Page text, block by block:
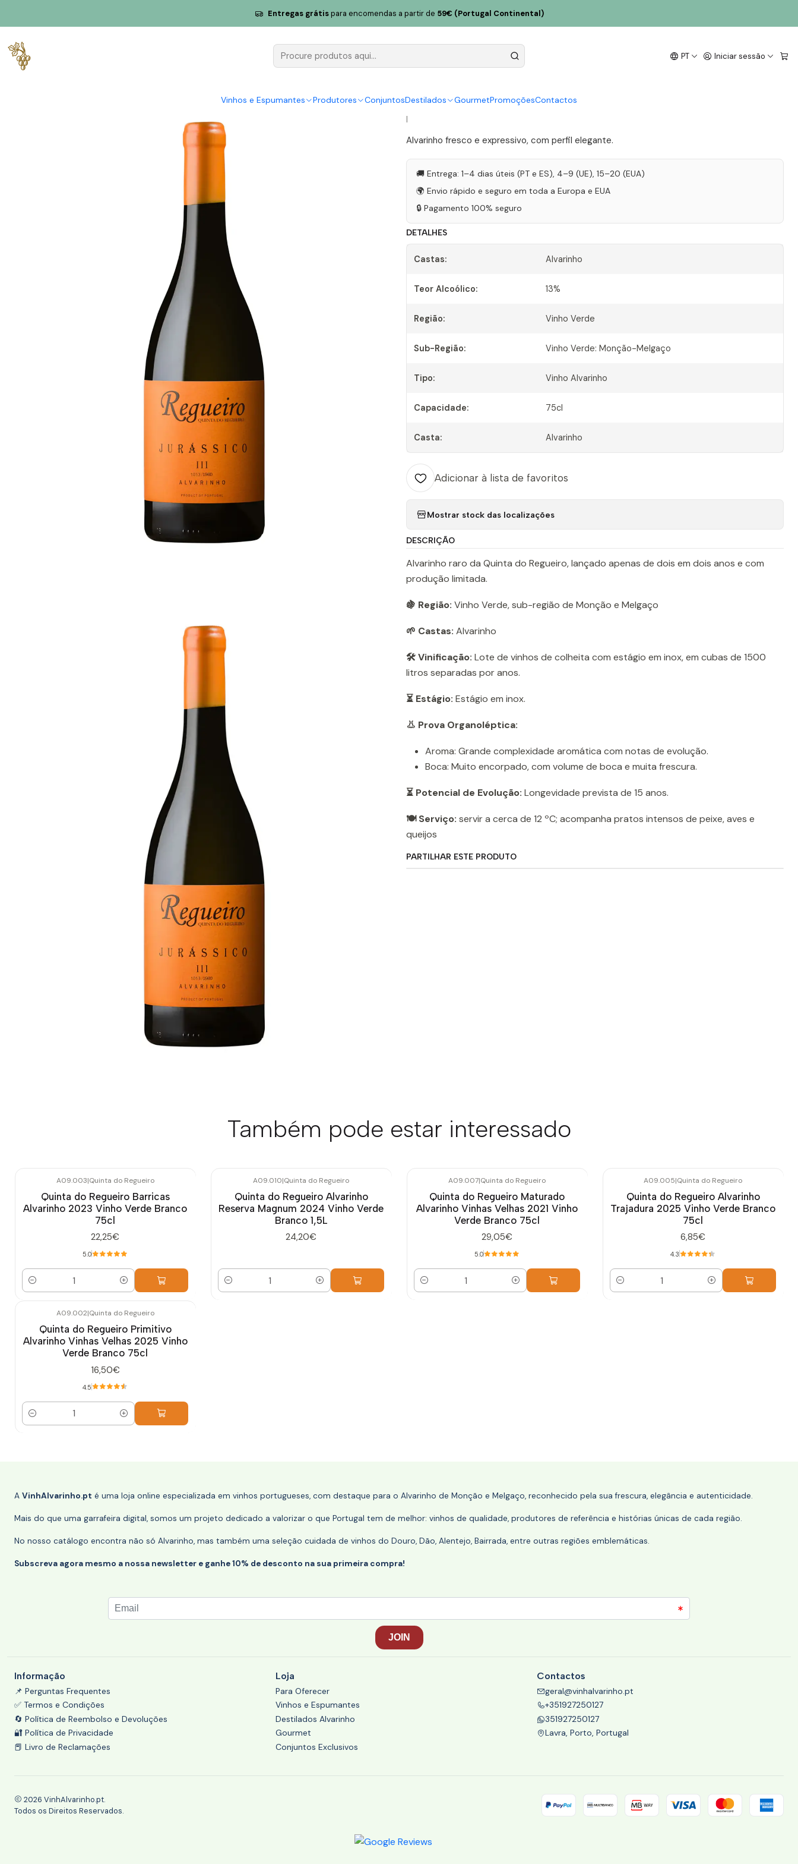
PT Iniciar sessão
Vinhos e Espumantes Produtores ConjuntosDestilados GourmetPromoçõesContactos
Entregas grátispara encomendas a partir de 59€ (Portugal Continental)
Quinta do Regueiro Alvarinho Jurássico III Vinho Verde Branco 75cl
Quinta do Regueiro Alvarinho
75cl
|
Alvarinho fresco e expressivo, com perfil elegante.
🚚 Entrega: 1–4 dias úteis (PT e ES), 4–9 (UE), 15–20 (EUA)
🌍 Envio rápido e seguro em toda a Europa e EUA
🔒 Pagamento 100% seguro
DETALHES
Castas: Alvarinho
Teor Alcoólico: 13%
Região: Vinho Verde
Sub-Região: Vinho Verde: Monção-Melgaço
Tipo: Vinho Alvarinho
Capacidade: 75cl
Casta: Alvarinho
Adicionar à lista de favoritos
Mostrar stock das localizações
DESCRIÇÃO
Alvarinho raro da Quinta do Regueiro, lançado apenas de dois em dois anos e com
produção limitada.
🍇 Região: Vinho Verde, sub-região de Monção e Melgaço
🌱 Castas: Alvarinho
🛠️ Vinificação: Lote de vinhos de colheita com estágio em inox, em cubas de 1500
litros separadas por anos.
⏳ Estágio: Estágio em inox.
👃 Prova Organoléptica:
Aroma: Grande complexidade aromática com notas de evolução.
Boca: Muito encorpado, com volume de boca e muita frescura.
⏳ Potencial de Evolução: Longevidade prevista de 15 anos.
🍽️ Serviço: servir a cerca de 12 ºC; acompanha pratos intensos de peixe, aves e
queijos
PARTILHAR ESTE PRODUTO
Também pode estar interessado
A09.003|Quinta do Regueiro
Quinta do Regueiro Barricas
Alvarinho 2023 Vinho Verde Branco
75cl
22,25€
5.0
Quantidade
A09.010|Quinta do Regueiro
Quinta do Regueiro Alvarinho
Reserva Magnum 2024 Vinho Verde
Branco 1,5L
24,20€
Quantidade
A09.007|Quinta do Regueiro
Quinta do Regueiro Maturado
Alvarinho Vinhas Velhas 2021 Vinho
Verde Branco 75cl
29,05€
5.0
Quantidade
A09.005|Quinta do Regueiro
Quinta do Regueiro Alvarinho
Trajadura 2025 Vinho Verde Branco
75cl
6,85€
4.3
Quantidade
A09.002|Quinta do Regueiro
Quinta do Regueiro Primitivo
Alvarinho Vinhas Velhas 2025 Vinho
Verde Branco 75cl
16,50€
4.5
Quantidade
A VinhAlvarinho.pt é uma loja online especializada em vinhos portugueses, com destaque para o Alvarinho de Monção e Melgaço, reconhecido pela sua frescura, elegância e autenticidade.
Mais do que uma garrafeira digital, somos um projeto dedicado a valorizar o que Portugal tem de melhor: vinhos de qualidade, produtores de referência e histórias únicas de cada região.
No nosso catálogo encontra não só Alvarinho, mas também uma seleção cuidada de vinhos do Douro, Dão, Alentejo, Bairrada, entre outras regiões emblemáticas.
Subscreva agora mesmo a nossa newsletter e ganhe 10% de desconto na sua primeira compra!
Informação
📌 Perguntas Frequentes
✅ Termos e Condições
🔄 Política de Reembolso e Devoluções
🔐 Política de Privacidade
📕 Livro de Reclamações
Loja
Para Oferecer
Vinhos e Espumantes
Destilados Alvarinho
Gourmet
Conjuntos Exclusivos
Contactos
geral@vinhalvarinho.pt
+351927250127
351927250127
Lavra, Porto, Portugal
2026 VinhAlvarinho.pt.
Todos os Direitos Reservados.